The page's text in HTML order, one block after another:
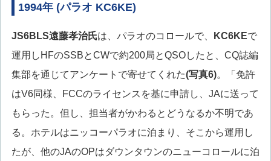
1994年 (パラオ KC6KE)
JS6BLS遠藤孝治氏は、パラオのコロールで、 KC6KEで
運用しHFのSSBとCWで約200局とQSOしたと、CQ誌編
集部を通じてアンケートで寄せてくれた(写真6)。「免許
はV6同様、FCCのライセンスを基に申請し、JAに送って
もらった。但し、担当者がかわるとどうなるか不明であ
る。ホテルはニッコーパラオに泊まり、そこから運用し
たが、他のJAのOPはダウンタウンのニューコロールに泊